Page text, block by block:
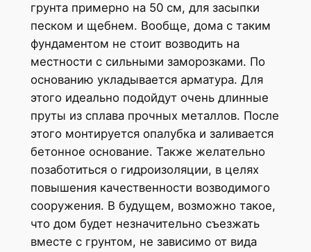
грунта примерно на 50 см, для засыпки
песком и щебнем. Вообще, дома с таким
фундаментом не стоит возводить на
местности с сильными заморозками. По
основанию укладывается арматура. Для
этого идеально подойдут очень длинные
пруты из сплава прочных металлов. После
этого монтируется опалубка и заливается
бетонное основание. Также желательно
позаботиться о гидроизоляции, в целях
повышения качественности возводимого
сооружения. В будущем, возможно такое,
что дом будет незначительно съезжать
вместе с грунтом, не зависимо от вида